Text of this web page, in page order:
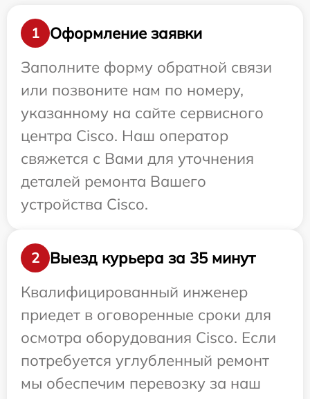
1
Оформление заявки
Заполните форму обратной связи
или позвоните нам по номеру,
указанному на сайте сервисного
центра Cisco. Наш оператор
свяжется с Вами для уточнения
деталей ремонта Вашего
устройства Cisco.
2
Выезд курьера за 35 минут
Квалифицированный инженер
приедет в оговоренные сроки для
осмотра оборудования Cisco. Если
потребуется углубленный ремонт
мы обеспечим перевозку за наш